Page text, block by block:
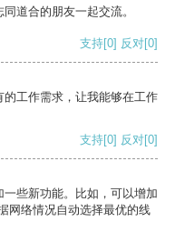
道合的朋友一起交流。
支持[0] 反对[0]
工作需求，让我能够在工作
支持[0] 反对[0]
些新功能。比如，可以增加
网络情况自动选择最优的线